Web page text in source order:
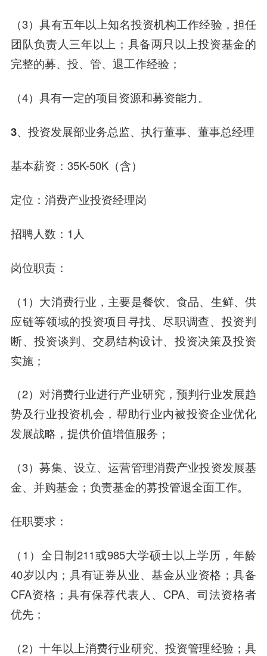
（3）具有五年以上知名投资机构工作经验，担任
团队负责人三年以上；具备两只以上投资基金的
完整的募、投、管、退工作经验；
（4）具有一定的项目资源和募资能力。
3、投资发展部业务总监、执行董事、董事总经理
基本薪资：35K-50K（含）
定位：消费产业投资经理岗
招聘人数：1人
岗位职责：
（1）大消费行业，主要是餐饮、食品、生鲜、供
应链等领域的投资项目寻找、尽职调查、投资判
断、投资谈判、交易结构设计、投资决策及投资
实施；
（2）对消费行业进行产业研究，预判行业发展趋
势及行业投资机会，帮助行业内被投资企业优化
发展战略，提供价值增值服务；
（3）募集、设立、运营管理消费产业投资发展基
金、并购基金；负责基金的募投管退全面工作。
任职要求：
（1）全日制211或985大学硕士以上学历，年龄
40岁以内；具有证券从业、基金从业资格；具备
CFA资格；具有保荐代表人、CPA、司法资格者
优先；
（2）十年以上消费行业研究、投资管理经验；具